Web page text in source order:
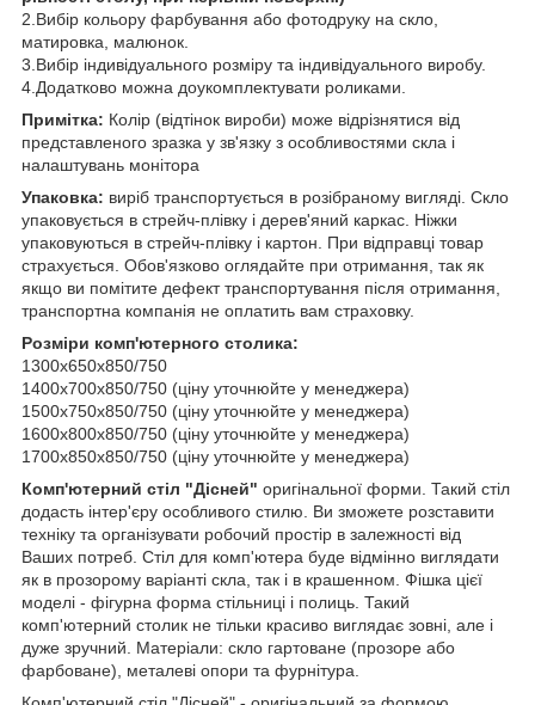
2.Вибір кольору фарбування або фотодруку на скло,
матировка, малюнок.
3.Вибір індивідуального розміру та індивідуального виробу.
4.Додатково можна доукомплектувати роликами.
Примітка: Колір (відтінок вироби) може відрізнятися від
представленого зразка у зв'язку з особливостями скла і
налаштувань монітора
Упаковка: виріб транспортується в розібраному вигляді. Скло
упаковується в стрейч-плівку і дерев'яний каркас. Ніжки
упаковуються в стрейч-плівку і картон. При відправці товар
страхується. Обов'язково оглядайте при отримання, так як
якщо ви помітите дефект транспортування після отримання,
транспортна компанія не оплатить вам страховку.
Розміри комп'ютерного столика:
1300х650х850/750
1400х700х850/750 (ціну уточнюйте у менеджера)
1500х750х850/750 (ціну уточнюйте у менеджера)
1600х800х850/750 (ціну уточнюйте у менеджера)
1700х850х850/750 (ціну уточнюйте у менеджера)
Комп'ютерний стіл "Дісней" оригінальної форми. Такий стіл
додасть інтер'єру особливого стилю. Ви зможете розставити
техніку та організувати робочий простір в залежності від
Ваших потреб. Стіл для комп'ютера буде відмінно виглядати
як в прозорому варіанті скла, так і в крашенном. Фішка цієї
моделі - фігурна форма стільниці і полиць. Такий
комп'ютерний столик не тільки красиво виглядає зовні, але і
дуже зручний. Матеріали: скло гартоване (прозоре або
фарбоване), металеві опори та фурнітура.